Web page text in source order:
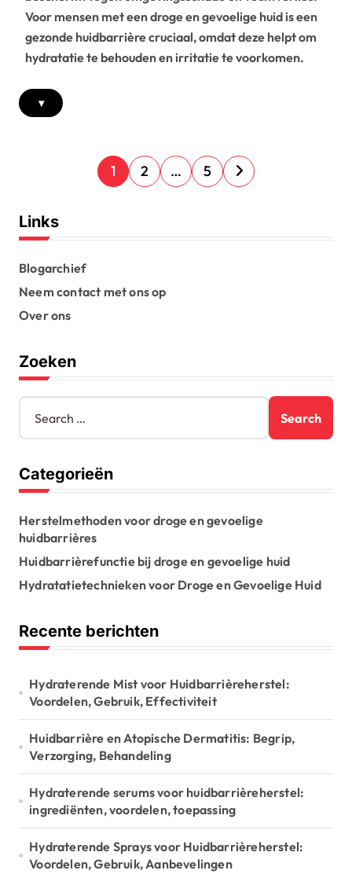
Voor mensen met een droge en gevoelige huid is een
gezonde huidbarrière cruciaal, omdat deze helpt om
hydratatie te behouden en irritatie te voorkomen.
▾
P
o
t
p
i
n
i
n
1 2 … 5
Links
Blogarchief
Neem contact met ons op
Over ons
Zoeken
S
a
c
h
o
r
:
Categorieën
Herstelmethoden voor droge en gevoelige
huidbarrières
Huidbarrièrefunctie bij droge en gevoelige huid
Hydratatietechnieken voor Droge en Gevoelige Huid
Recente berichten
Hydraterende Mist voor Huidbarrièreherstel:
Voordelen, Gebruik, Effectiviteit
Huidbarrière en Atopische Dermatitis: Begrip,
Verzorging, Behandeling
Hydraterende serums voor huidbarrièreherstel:
ingrediënten, voordelen, toepassing
Hydraterende Sprays voor Huidbarrièreherstel:
Voordelen, Gebruik, Aanbevelingen